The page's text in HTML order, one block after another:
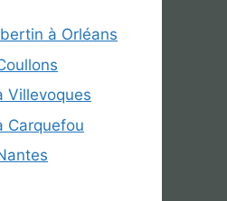
à Orléans
Villevoques
Carquefou